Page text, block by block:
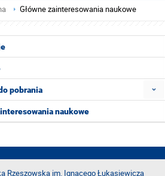
Główne zainteresowania naukowe
pobrania
naukowe
Rzeszowska im. Ignacego Łukasiewicza